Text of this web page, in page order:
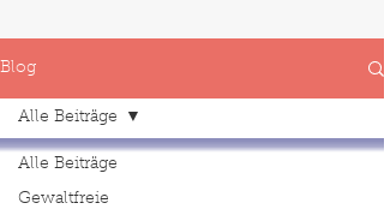
Blog
Alle Beiträge
Gewaltfreie
Alle Beiträge